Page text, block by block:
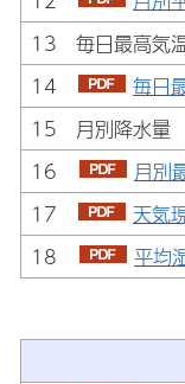
13 毎日最高気
14
毎日
15 月別降水量
16
月別
17
天気
18
平均